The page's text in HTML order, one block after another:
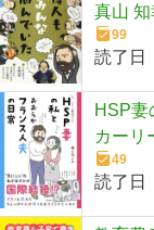
真山 知
99
読了日
HSP妻
カーリ
49
読了日